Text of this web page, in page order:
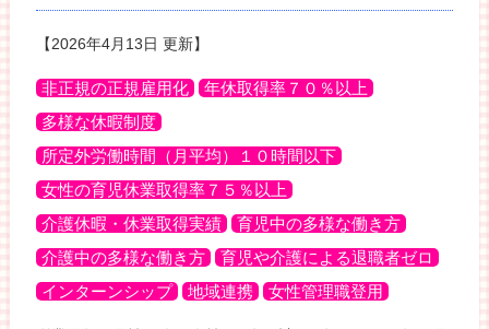
【2026年4月13日 更新】
非正規の正規雇用化
年休取得率７０％以上
多様な休暇制度
所定外労働時間（月平均）１０時間以下
女性の育児休業取得率７５％以上
介護休暇・休業取得実績
育児中の多様な働き方
介護中の多様な働き方
育児や介護による退職者ゼロ
インターンシップ
地域連携 女性管理職登用